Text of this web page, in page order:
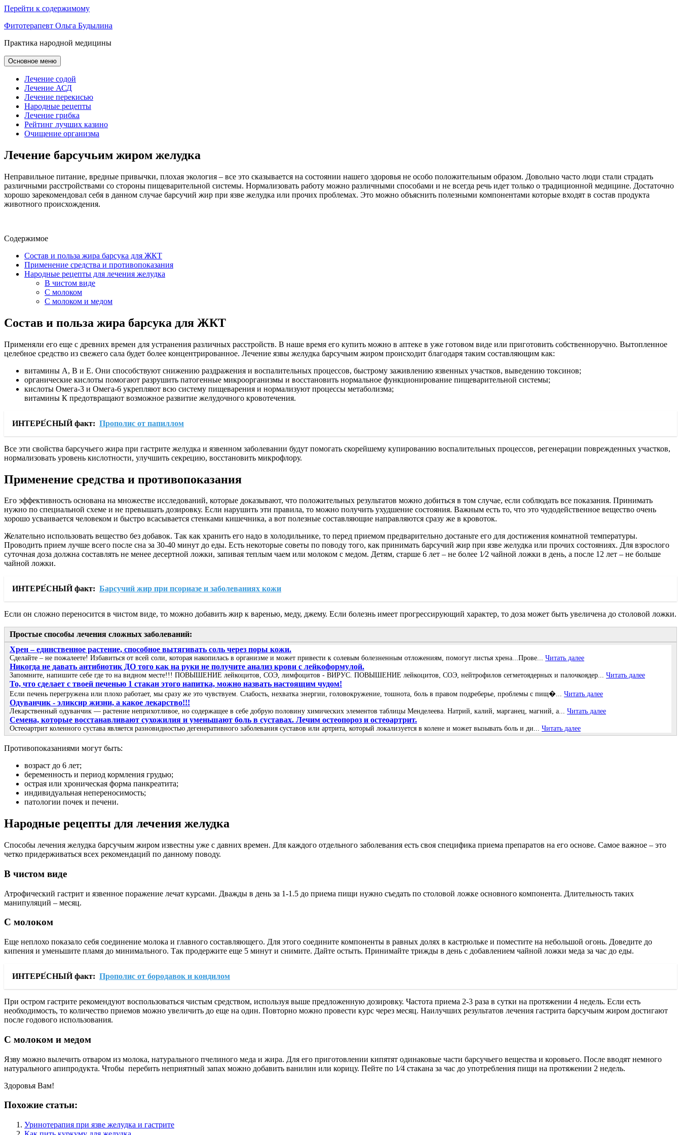
Перейти к содержимому
Фитотерапевт Ольга Будылина
Практика народной медицины
Основное меню
Лечение содой
Лечение АСД
Лечение перекисью
Народные рецепты
Лечение грибка
Рейтинг лучших казино
Очищение организма
Лечение барсучьим жиром желудка
Неправильное питание, вредные привычки, плохая экология – все это сказывается на состоянии нашего здоровья не особо положительным образом. Довольно часто люди стали страдать
различными расстройствами со стороны пищеварительной системы. Нормализовать работу можно различными способами и не всегда речь идет только о традиционной медицине. Достаточно
хорошо зарекомендовал себя в данном случае барсучий жир при язве желудка или прочих проблемах. Это можно объяснить полезными компонентами которые входят в состав продукта
животного происхождения.
Содержимое
Состав и польза жира барсука для ЖКТ
Применение средства и противопоказания
Народные рецепты для лечения желудка
В чистом виде
С молоком
С молоком и медом
Состав и польза жира барсука для ЖКТ
Применяли его еще с древних времен для устранения различных расстройств. В наше время его купить можно в аптеке в уже готовом виде или приготовить собственноручно. Вытопленное
целебное средство из свежего сала будет более концентрированное. Лечение язвы желудка барсучьим жиром происходит благодаря таким составляющим как:
витамины А, В и Е. Они способствуют снижению раздражения и воспалительных процессов, быстрому заживлению язвенных участков, выведению токсинов;
органические кислоты помогают разрушить патогенные микроорганизмы и восстановить нормальное функционирование пищеварительной системы;
кислоты Омега-3 и Омега-6 укрепляют всю систему пищеварения и нормализуют процессы метаболизма;
витамины К предотвращают возможное развитие желудочного кровотечения.
ИНТЕРЕ́СНЫЙ факт: Прополис от папиллом
Все эти свойства барсучьего жира при гастрите желудка и язвенном заболевании будут помогать скорейшему купированию воспалительных процессов, регенерации поврежденных участков,
нормализовать уровень кислотности, улучшить секрецию, восстановить микрофлору.
Применение средства и противопоказания
Его эффективность основана на множестве исследований, которые доказывают, что положительных результатов можно добиться в том случае, если соблюдать все показания. Принимать
нужно по специальной схеме и не превышать дозировку. Если нарушить эти правила, то можно получить ухудшение состояния. Важным есть то, что это чудодейственное вещество очень
хорошо усваивается человеком и быстро всасывается стенками кишечника, а вот полезные составляющие направляются сразу же в кровоток.
Желательно использовать вещество без добавок. Так как хранить его надо в холодильнике, то перед приемом предварительно достаньте его для достижения комнатной температуры.
Проводить прием лучше всего после сна за 30-40 минут до еды. Есть некоторые советы по поводу того, как принимать барсучий жир при язве желудка или прочих состояниях. Для взрослого
суточная доза должна составлять не менее десертной ложки, запивая теплым чаем или молоком с медом. Детям, старше 6 лет – не более 1⁄2 чайной ложки в день, а после 12 лет – не больше
чайной ложки.
ИНТЕРЕ́СНЫЙ факт: Барсучий жир при псориазе и заболеваниях кожи
Если он сложно переносится в чистом виде, то можно добавить жир к варенью, меду, джему. Если болезнь имеет прогрессирующий характер, то доза может быть увеличена до столовой ложки.
Простые способы лечения сложных заболеваний:
Хрен – единственное растение, способное вытягивать соль через поры кожи.
Сделайте – не пожалеете! Избавиться от всей соли, которая накопилась в организме и может привести к солевым болезненным отложениям, помогут листья хрена...Прове... Читать далее
Никогда не давать антибиотик ДО того как на руки не получите анализ крови с лейкоформулой.
Запомните, напишите себе где то на видном месте!!! ПОВЫШЕНИЕ лейкоцитов, СОЭ, лимфоцитов - ВИРУС. ПОВЫШЕНИЕ лейкоцитов, СОЭ, нейтрофилов сегметоядерных и палочкоядер... Читать далее
То, что сделает с твоей печенью 1 стакан этого напитка, можно назвать настоящим чудом!
Если печень перегружена или плохо работает, мы сразу же это чувствуем. Слабость, нехватка энергии, головокружение, тошнота, боль в правом подреберье, проблемы с пищ�... Читать далее
Одуванчик - эликсир жизни, а какое лекарство!!!
Лекарственный одуванчик — растение неприхотливое, но содержащее в себе добрую половину химических элементов таблицы Менделеева. Натрий, калий, марганец, магний, а... Читать далее
Семена, которые восстанавливают сухожилия и уменьшают боль в суставах. Лечим остеопороз и остеоартрит.
Остеоартрит коленного сустава является разновидностью дегенеративного заболевания суставов или артрита, который локализуется в колене и может вызывать боль и ди... Читать далее
Противопоказаниями могут быть:
возраст до 6 лет;
беременность и период кормления грудью;
острая или хроническая форма панкреатита;
индивидуальная непереносимость;
патологии почек и печени.
Народные рецепты для лечения желудка
Способы лечения желудка барсучьим жиром известны уже с давних времен. Для каждого отдельного заболевания есть своя специфика приема препаратов на его основе. Самое важное – это
четко придерживаться всех рекомендаций по данному поводу.
В чистом виде
Атрофический гастрит и язвенное поражение лечат курсами. Дважды в день за 1-1.5 до приема пищи нужно съедать по столовой ложке основного компонента. Длительность таких
манипуляций – месяц.
С молоком
Еще неплохо показало себя соединение молока и главного составляющего. Для этого соедините компоненты в равных долях в кастрюльке и поместите на небольшой огонь. Доведите до
кипения и уменьшите пламя до минимального. Так продержите еще 5 минут и снимите. Дайте остыть. Принимайте трижды в день с добавлением чайной ложки меда за час до еды.
ИНТЕРЕ́СНЫЙ факт: Прополис от бородавок и кондилом
При остром гастрите рекомендуют воспользоваться чистым средством, используя выше предложенную дозировку. Частота приема 2-3 раза в сутки на протяжении 4 недель. Если есть
необходимость, то количество приемов можно увеличить до еще на один. Повторно можно провести курс через месяц. Наилучших результатов лечения гастрита барсучьим жиром достигают
после годового использования.
С молоком и медом
Язву можно вылечить отваром из молока, натурального пчелиного меда и жира. Для его приготовлении кипятят одинаковые части барсучьего вещества и коровьего. После вводят немного
натурального апипродукта. Чтобы перебить неприятный запах можно добавить ванилин или корицу. Пейте по 1⁄4 стакана за час до употребления пищи на протяжении 2 недель.
Здоровья Вам!
Похожие статьи:
Уринотерапия при язве желудка и гастрите